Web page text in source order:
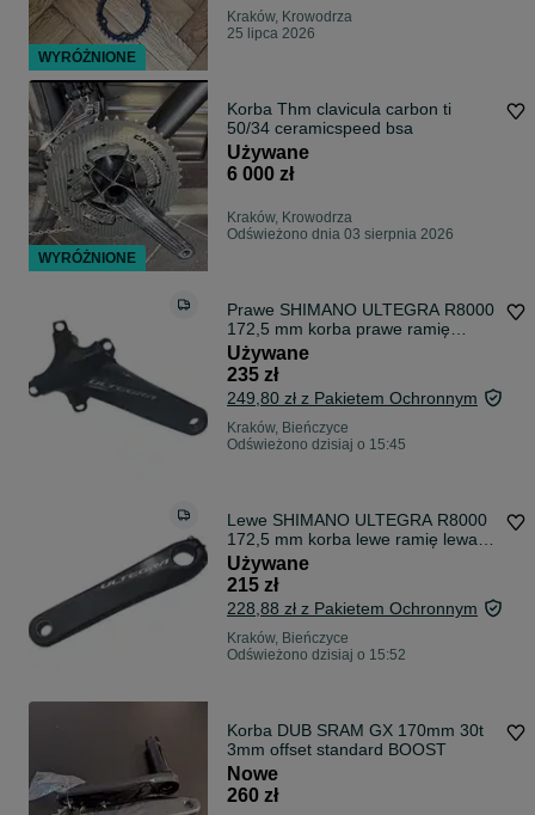
Kraków, Krowodrza
25 lipca 2026
Korba Thm clavicula carbon ti
50/34 ceramicspeed bsa
Używane
6 000 zł
Kraków, Krowodrza
Odświeżono dnia 03 sierpnia 2026
Prawe SHIMANO ULTEGRA R8000
172,5 mm korba prawe ramię
prawa 172,5mm
Używane
235 zł
249,80 zł z Pakietem Ochronnym
Kraków, Bieńczyce
Odświeżono dzisiaj o 15:45
Lewe SHIMANO ULTEGRA R8000
172,5 mm korba lewe ramię lewa
172,5mm
Używane
215 zł
228,88 zł z Pakietem Ochronnym
Kraków, Bieńczyce
Odświeżono dzisiaj o 15:52
Korba DUB SRAM GX 170mm 30t
3mm offset standard BOOST
Nowe
260 zł
WYRÓŻNIONE
WYRÓŻNIONE